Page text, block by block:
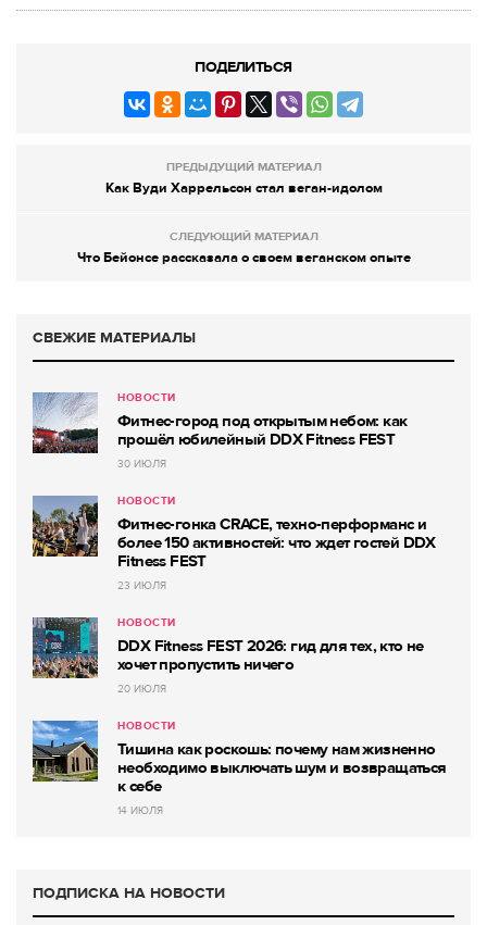
ПОДЕЛИТЬСЯ
ПРЕДЫДУЩИЙ МАТЕРИАЛ
Как Вуди Харрельсон стал веган-идолом
СЛЕДУЮЩИЙ МАТЕРИАЛ
Что Бейонсе рассказала о своем веганском опыте
СВЕЖИЕ МАТЕРИАЛЫ
НОВОСТИ
Фитнес-город под открытым небом: как
прошёл юбилейный DDX Fitness FEST
30 ИЮЛЯ
НОВОСТИ
Фитнес-гонка CRACE, техно-перформанс и
более 150 активностей: что ждет гостей DDX
Fitness FEST
23 ИЮЛЯ
НОВОСТИ
DDX Fitness FEST 2026: гид для тех, кто не
хочет пропустить ничего
20 ИЮЛЯ
НОВОСТИ
Тишина как роскошь: почему нам жизненно
необходимо выключать шум и возвращаться
к себе
14 ИЮЛЯ
ПОДПИСКА НА НОВОСТИ